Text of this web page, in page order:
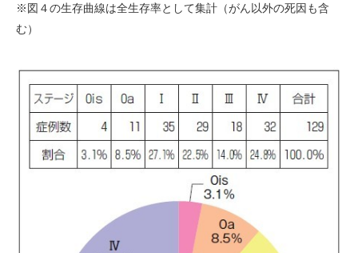
※図４の生存曲線は全生存率として集計（がん以外の死因も含
む）